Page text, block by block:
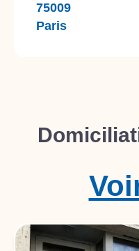
75009
Paris